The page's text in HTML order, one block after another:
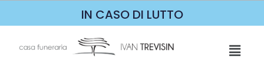
IN CASO DI LUTTO